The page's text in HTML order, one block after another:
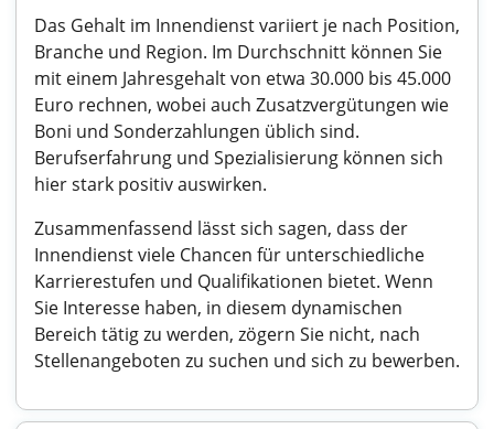
Das Gehalt im Innendienst variiert je nach Position,
Branche und Region. Im Durchschnitt können Sie
mit einem Jahresgehalt von etwa 30.000 bis 45.000
Euro rechnen, wobei auch Zusatzvergütungen wie
Boni und Sonderzahlungen üblich sind.
Berufserfahrung und Spezialisierung können sich
hier stark positiv auswirken.
Zusammenfassend lässt sich sagen, dass der
Innendienst viele Chancen für unterschiedliche
Karrierestufen und Qualifikationen bietet. Wenn
Sie Interesse haben, in diesem dynamischen
Bereich tätig zu werden, zögern Sie nicht, nach
Stellenangeboten zu suchen und sich zu bewerben.